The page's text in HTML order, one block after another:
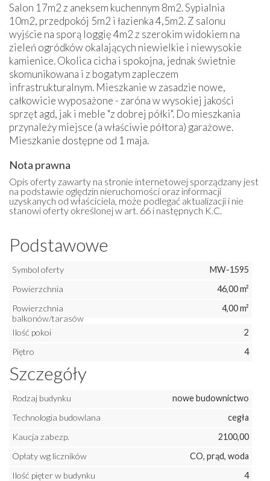
Salon 17m2 z aneksem kuchennym 8m2. Sypialnia
10m2, przedpokój 5m2 i łazienka 4,5m2. Z salonu
wyjście na sporą loggię 4m2 z szerokim widokiem na
zieleń ogródków okalających niewielkie i niewysokie
kamienice. Okolica cicha i spokojna, jednak świetnie
skomunikowana i z bogatym zapleczem
infrastrukturalnym. Mieszkanie w zasadzie nowe,
całkowicie wyposażone - zaróna w wysokiej jakości
sprzęt agd, jak i meble "z dobrej półki". Do mieszkania
przynależy miejsce (a właściwie półtora) garażowe.
Mieszkanie dostępne od 1 maja.
Nota prawna
Opis oferty zawarty na stronie internetowej sporządzany jest
na podstawie oględzin nieruchomości oraz informacji
uzyskanych od właściciela, może podlegać aktualizacji i nie
stanowi oferty określonej w art. 66 i następnych K.C.
Podstawowe
Symbol oferty
MW-1595
Powierzchnia
46,00 m²
Powierzchnia
balkonów/tarasów
4,00 m²
Ilość pokoi
2
Piętro
4
Szczegóły
Rodzaj budynku
nowe budownictwo
Technologia budowlana
cegła
Kaucja zabezp.
2100,00
Opłaty wg liczników
CO, prąd, woda
Ilość pięter w budynku
4